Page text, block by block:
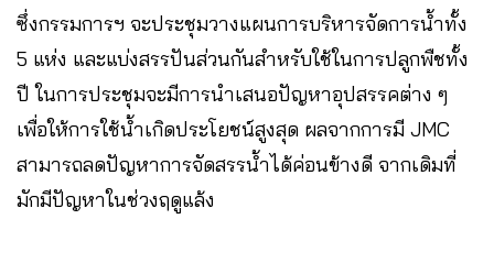
ซึ่งกรรมการฯ จะประชุมวางแผนการบริหารจัดการน้ำทั้ง
5 แห่ง และแบ่งสรรปันส่วนกันสำหรับใช้ในการปลูกพืชทั้ง
ปี ในการประชุมจะมีการนำเสนอปัญหาอุปสรรคต่าง ๆ
เพื่อให้การใช้น้ำเกิดประโยชน์สูงสุด ผลจากการมี JMC
สามารถลดปัญหาการจัดสรรน้ำได้ค่อนข้างดี จากเดิมที่
มักมีปัญหาในช่วงฤดูแล้ง